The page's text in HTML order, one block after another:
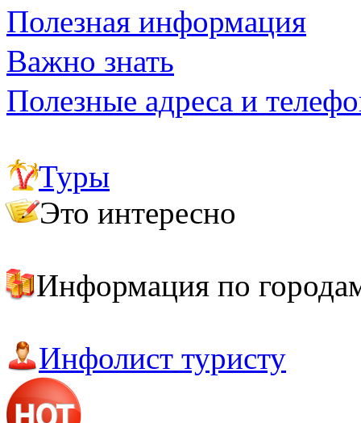
Полезная информация
Важно знать
Полезные адреса и
Туры
Это интересно
Информация по
Инфолист туристу